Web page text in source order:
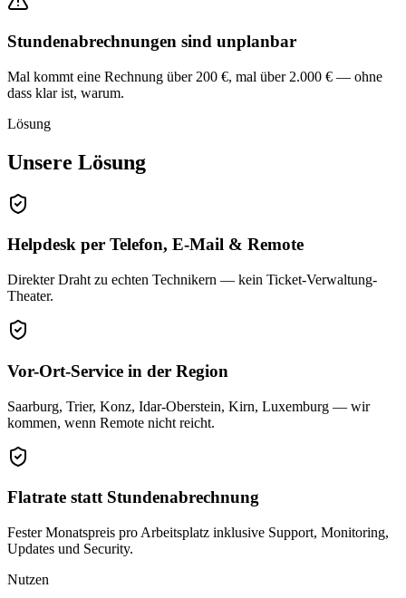
Stundenabrechnungen sind unplanbar
Mal kommt eine Rechnung über 200 €, mal über 2.000 € — ohne
dass klar ist, warum.
Lösung
Unsere Lösung
Helpdesk per Telefon, E-Mail & Remote
Direkter Draht zu echten Technikern — kein Ticket-Verwaltung-
Theater.
Vor-Ort-Service in der Region
Saarburg, Trier, Konz, Idar-Oberstein, Kirn, Luxemburg — wir
kommen, wenn Remote nicht reicht.
Flatrate statt Stundenabrechnung
Fester Monatspreis pro Arbeitsplatz inklusive Support, Monitoring,
Updates und Security.
Nutzen